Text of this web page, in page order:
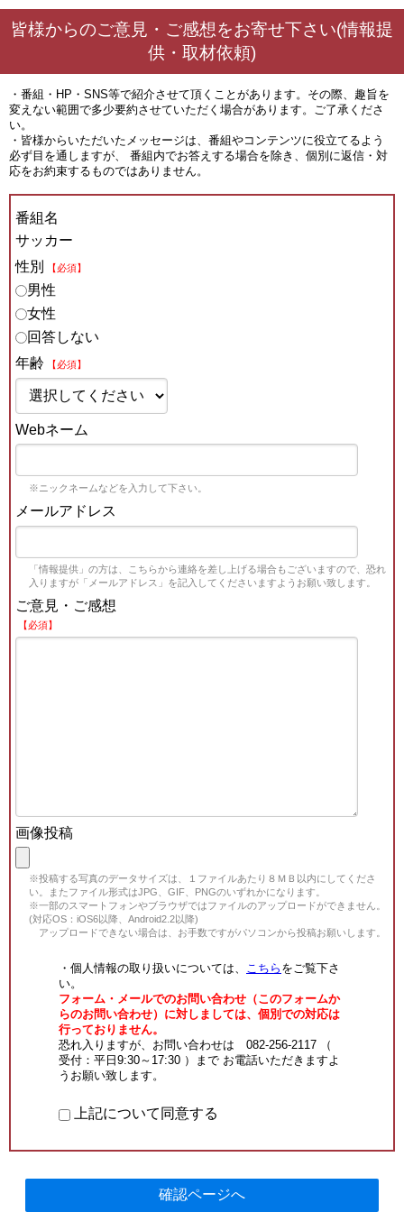
皆様からのご意見・ご感想をお寄せ下さい(情報提
供・取材依頼)
・番組・HP・SNS等で紹介させて頂くことがあります。その際、趣旨を
変えない範囲で多少要約させていただく場合があります。ご了承くださ
い。
・皆様からいただいたメッセージは、番組やコンテンツに役立てるよう
必ず目を通しますが、 番組内でお答えする場合を除き、個別に返信・対
応をお約束するものではありません。
番組名
サッカー
性別
【必須】
男性
女性
回答しない
年齢
【必須】
Webネーム
※ニックネームなどを入力して下さい。
メールアドレス
「情報提供」の方は、こちらから連絡を差し上げる場合もございますので、恐れ
入りますが「メールアドレス」を記入してくださいますようお願い致します。
ご意見・ご感想
【必須】
画像投稿
※投稿する写真のデータサイズは、１ファイルあたり８ＭＢ以内にしてくださ
い。またファイル形式はJPG、GIF、PNGのいずれかになります。
※一部のスマートフォンやブラウザではファイルのアップロードができません。
(対応OS：iOS6以降、Android2.2以降)
アップロードできない場合は、お手数ですがパソコンから投稿お願いします。
・個人情報の取り扱いについては、 こちら をご覧下さ
い。
フォーム・メールでのお問い合わせ（このフォームか
らのお問い合わせ）に対しましては、個別での対応は
行っておりません。
恐れ入りますが、お問い合わせは 082-256-2117 （
受付：平日9:30～17:30 ）まで お電話いただきますよ
うお願い致します。
上記について同意する
確認ページへ